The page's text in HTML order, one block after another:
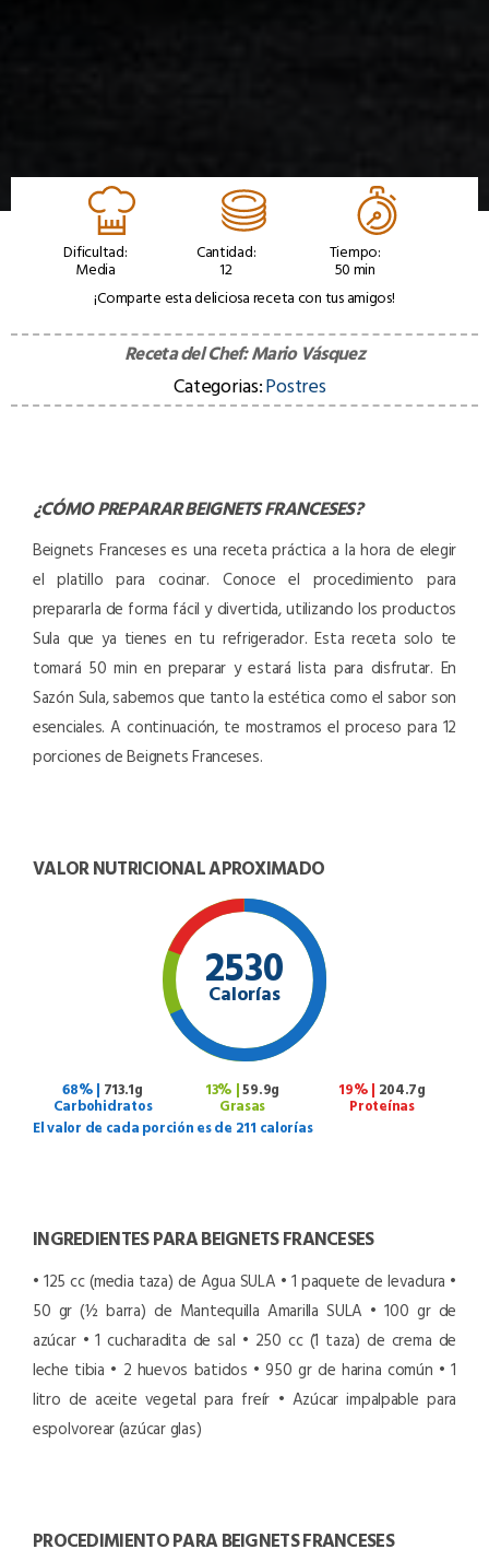
Dificultad:
Media
Cantidad:
12
Tiempo:
50 min
¡Comparte esta deliciosa receta con tus amigos!
Receta del Chef:Mario Vásquez
Categorias:Postres
¿CÓMO PREPARARBEIGNETS FRANCESES?
Beignets Franceses es una receta práctica a la hora de elegir
el platillo para cocinar. Conoce el procedimiento para
prepararla de forma fácil y divertida, utilizando los productos
Sula que ya tienes en tu refrigerador. Esta receta solo te
tomará 50 min en preparar y estará lista para disfrutar. En
Sazón Sula, sabemos que tanto la estética como el sabor son
esenciales. A continuación, te mostramos el proceso para 12
porciones de Beignets Franceses.
VALOR NUTRICIONAL APROXIMADO
2530
Calorías
68% | 713.1g
Carbohidratos
13% |59.9g
Grasas
19% | 204.7g
Proteínas
El valor de cada porción es de 211 calorías
INGREDIENTES PARA BEIGNETS FRANCESES
• 125 cc (media taza) de Agua SULA • 1 paquete de levadura •
50 gr (½ barra) de Mantequilla Amarilla SULA • 100 gr de
azúcar • 1 cucharadita de sal • 250 cc (1 taza) de crema de
leche tibia • 2 huevos batidos • 950 gr de harina común • 1
litro de aceite vegetal para freír • Azúcar impalpable para
espolvorear (azúcar glas)
PROCEDIMIENTO PARA BEIGNETS FRANCESES